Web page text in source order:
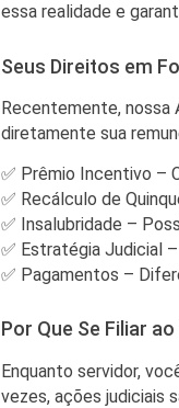
essa realidade e
Seus Direitos em
Recentemente,
diretamente sua
✅ Prêmio Incentivo –
✅ Recálculo de
✅ Insalubridade –
✅ Estratégia Judicial
✅ Pagamentos –
Por Que Se Filiar ao
Enquanto servidor,
vezes, ações judiciais